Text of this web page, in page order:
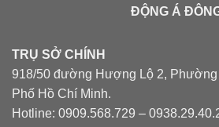
ĐỘNG Á
TRỤ SỞ CHÍNH
918/50 đường Hượng Lộ 2,
Phố Hồ Chí Minh.
Hotline: 0909.568.729 –